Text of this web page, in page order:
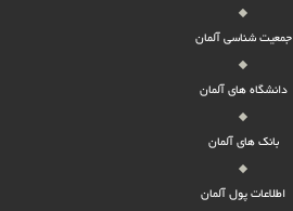
جمعیت شناسی آلمان
دانشگاه های آلمان
بانک های آلمان
اطلاعات پول آلمان